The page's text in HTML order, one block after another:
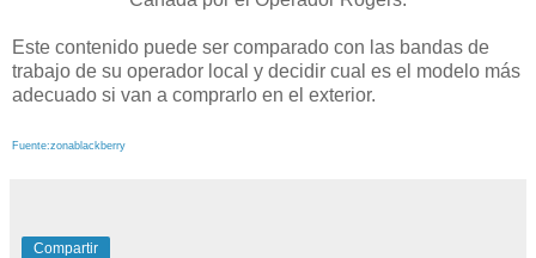
Este contenido puede ser comparado con las bandas de
trabajo de su operador local y decidir cual es el modelo más
adecuado si van a comprarlo en el exterior.
Fuente:zonablackberry
Compartir